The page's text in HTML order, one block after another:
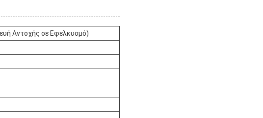
Αντοχής σε Εφελκυσμό)